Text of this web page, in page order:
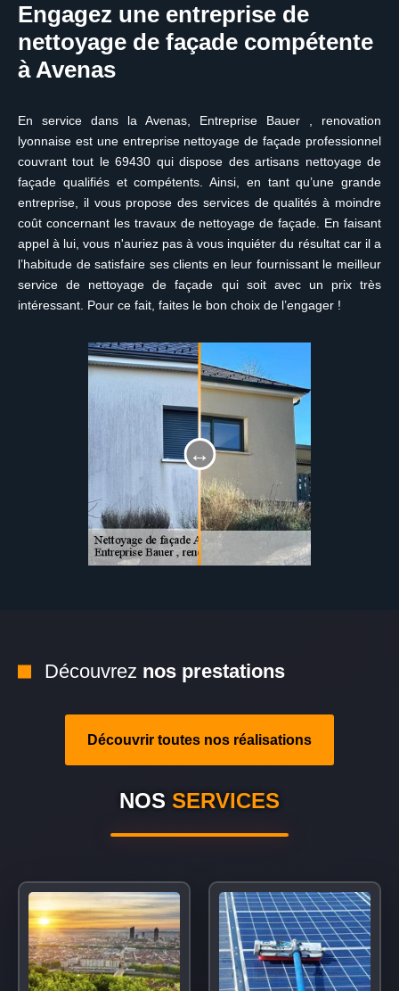
Engagez une entreprise de
nettoyage de façade compétente
à Avenas
En service dans la Avenas, Entreprise Bauer , renovation
lyonnaise est une entreprise nettoyage de façade professionnel
couvrant tout le 69430 qui dispose des artisans nettoyage de
façade qualifiés et compétents. Ainsi, en tant qu’une grande
entreprise, il vous propose des services de qualités à moindre
coût concernant les travaux de nettoyage de façade. En faisant
appel à lui, vous n'auriez pas à vous inquiéter du résultat car il a
l’habitude de satisfaire ses clients en leur fournissant le meilleur
service de nettoyage de façade qui soit avec un prix très
intéressant. Pour ce fait, faites le bon choix de l’engager !
Découvrez nos prestations
Découvrir toutes nos réalisations
NOS SERVICES